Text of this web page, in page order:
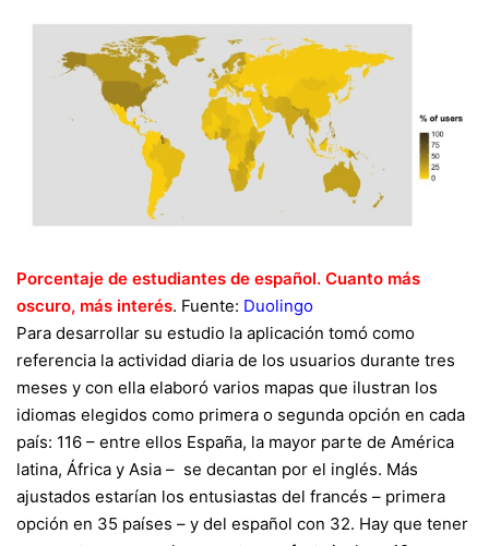
Porcentaje de estudiantes de español. Cuanto más
oscuro, más interés. Fuente: Duolingo
Para desarrollar su estudio la aplicación tomó como
referencia la actividad diaria de los usuarios durante tres
meses y con ella elaboró varios mapas que ilustran los
idiomas elegidos como primera o segunda opción en cada
país: 116 – entre ellos España, la mayor parte de América
latina, África y Asia – se decantan por el inglés. Más
ajustados estarían los entusiastas del francés – primera
opción en 35 países – y del español con 32. Hay que tener